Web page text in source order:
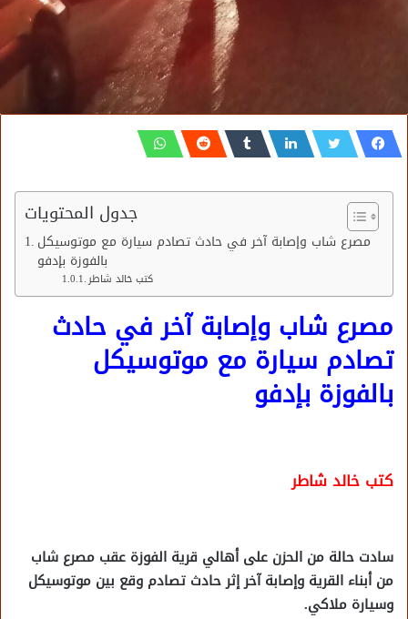
جدول المحتويات
مصرع شاب وإصابة آخر في حادث تصادم سيارة مع موتوسيكل
بالفوزة بإدفو
كتب خالد شاطر
مصرع شاب وإصابة آخر في حادث
تصادم سيارة مع موتوسيكل
بالفوزة بإدفو
كتب خالد شاطر
سادت حالة من الحزن على أهالي قرية الفوزة عقب مصرع شاب
من أبناء القرية وإصابة آخر إثر حادث تصادم وقع بين موتوسيكل
وسيارة ملاكي.